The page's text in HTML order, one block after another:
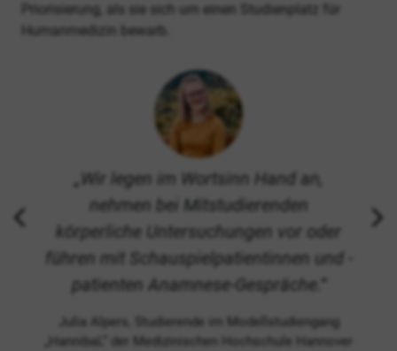
Priorisierung, als sie sich um einen Studienplatz für
Humanmedizin bewarb.
Wir legen im Wortsinn Hand an,
nehmen bei Mitstudierenden
körperliche Untersuchungen vor oder
führen mit Schauspielpatientinnen und -
patienten Anamnese-Gespräche.
Julia Alpers, Studierende im Modellstudiengang
„HannibaL“ der Medizinischen Hochschule Hannover